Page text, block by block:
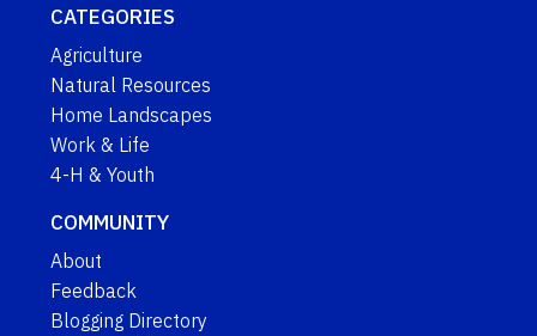
CATEGORIES
Agriculture
Natural Resources
Home Landscapes
Work & Life
4-H & Youth
COMMUNITY
About
Feedback
Blogging Directory